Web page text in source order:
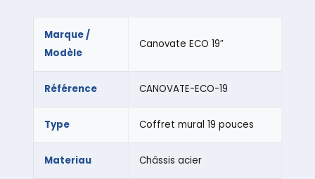
Marque /
Modèle
Canovate ECO 19″
Référence CANOVATE-ECO-19
Type Coffret mural 19 pouces
Materiau Châssis acier